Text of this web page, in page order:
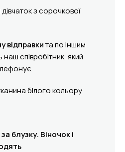
з сорочкової
відправкита по іншим
співробітник, який
білого кольору
блузку. Віночок і